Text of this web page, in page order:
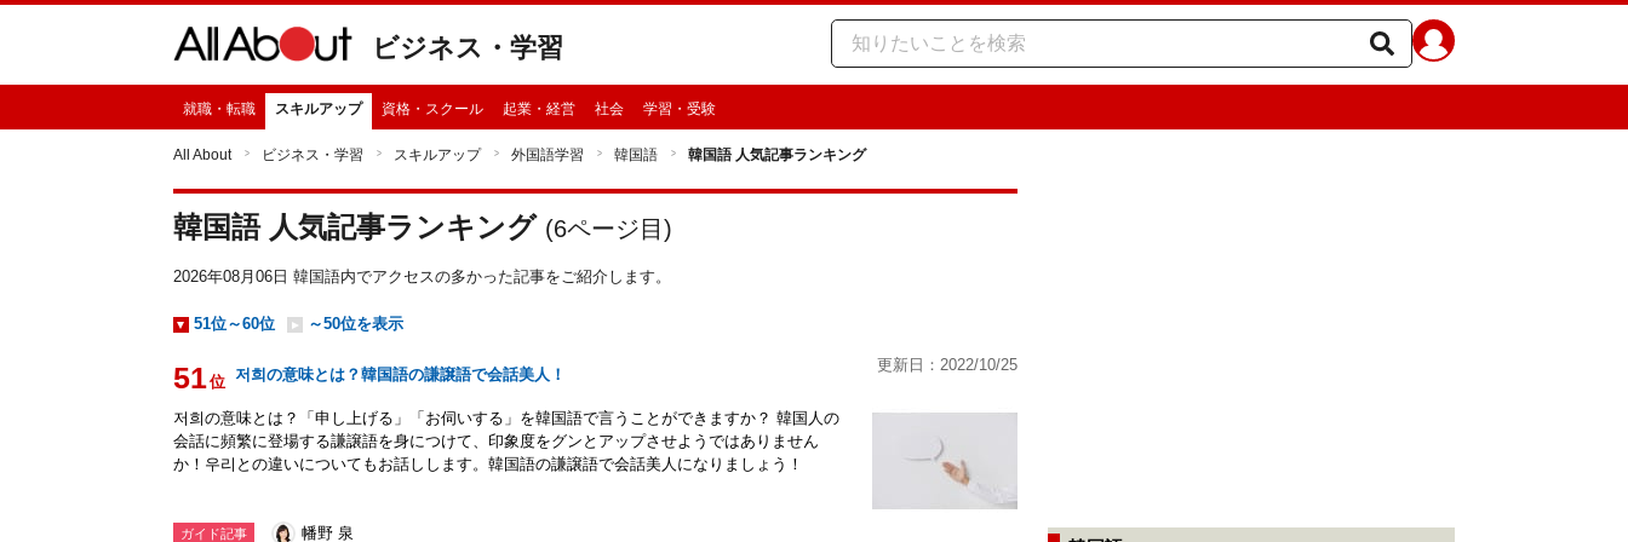
ビジネス・学習
就職・転職 スキルアップ 資格・スクール 起業・経営 社会 学習・受験
All About ビジネス・学習 スキルアップ 外国語学習 韓国語 韓国語 人気記事ランキング
韓国語 人気記事ランキング (6ページ目)
2026年08月06日 韓国語内でアクセスの多かった記事をご紹介します。
51位～60位 ～50位を表示
51位 저희の意味とは？韓国語の謙譲語で会話美人！
更新日：2022/10/25
저희の意味とは？「申し上げる」「お伺いする」を韓国語で言うことができますか？ 韓国人の
会話に頻繁に登場する謙譲語を身につけて、印象度をグンとアップさせようではありません
か！우리との違いについてもお話しします。韓国語の謙譲語で会話美人になりましょう！
ガイド記事
幡野 泉